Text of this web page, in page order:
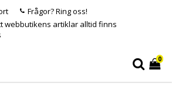
Frågor? Ring oss!
webbutikens artiklar alltid finns
0